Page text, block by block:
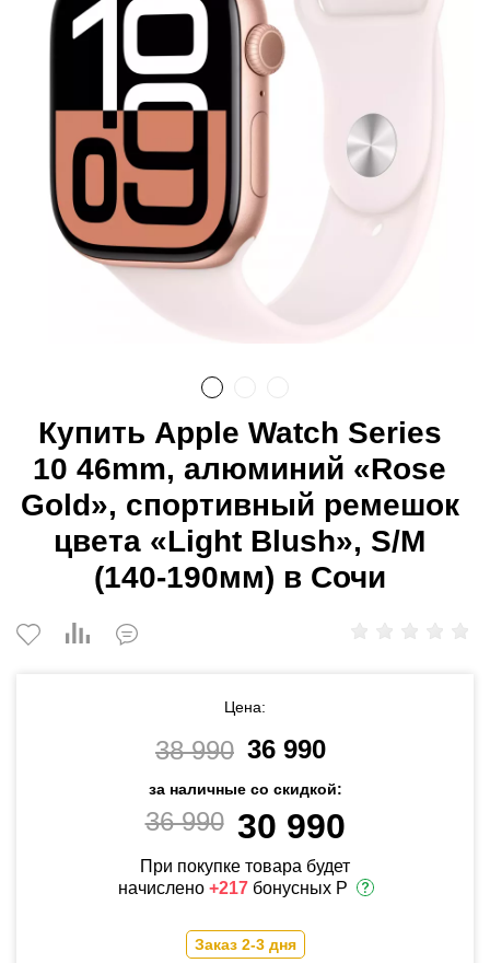
Купить Apple Watch Series
10 46mm, алюминий «Rose
Gold», спортивный ремешок
цвета «Light Blush», S/M
(140-190мм) в Сочи
Цена:
38 990 36 990
за наличные со скидкой:
36 990 30 990
При покупке товара будет
начислено +217 бонусных Р
Заказ 2-3 дня